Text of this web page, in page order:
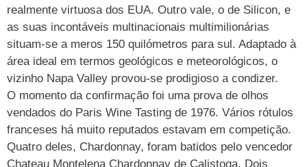
realmente virtuosa dos EUA. Outro vale, o de Silicon, e
as suas incontáveis multinacionais multimilionárias
situam-se a meros 150 quilómetros para sul. Adaptado à
área ideal em termos geológicos e meteorológicos, o
vizinho Napa Valley provou-se prodigioso a condizer.
O momento da confirmação foi uma prova de olhos
vendados do Paris Wine Tasting de 1976. Vários rótulos
franceses há muito reputados estavam em competição.
Quatro deles, Chardonnay, foram batidos pelo vencedor
Chateau Montelena Chardonnay de Calistoga. Dois